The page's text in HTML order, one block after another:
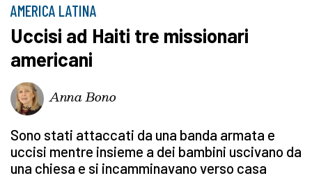
AMERICA LATINA
Uccisi ad Haiti tre missionari
americani
Anna Bono
Sono stati attaccati da una banda armata e
uccisi mentre insieme a dei bambini uscivano da
una chiesa e si incamminavano verso casa